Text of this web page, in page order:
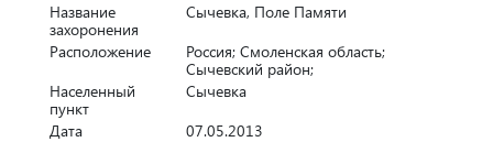
Название
захоронения
Сычевка, Поле Памяти
Расположение
Россия; Смоленская область;
Сычевский район;
Населенный
пункт
Сычевка
Дата
07.05.2013